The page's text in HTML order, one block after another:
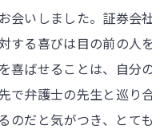
会いしました。証券会
する喜びは目の前の人
喜ばせることは、自分
で弁護士の先生と巡り
のだと気がつき、とて